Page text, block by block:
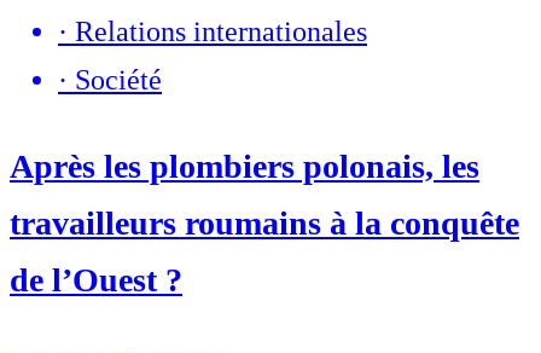
· Relations internationales
· Société
Après les plombiers polonais, les
travailleurs roumains à la conquête
de l’Ouest ?